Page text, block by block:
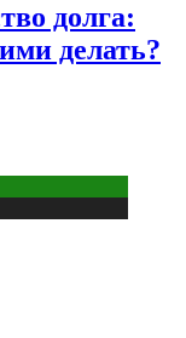
долга:
делать?